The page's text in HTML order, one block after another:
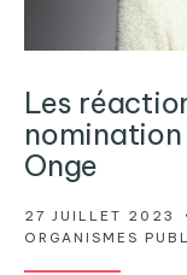
Les
Onge
27 JUILLET 2023
ORGANISMES